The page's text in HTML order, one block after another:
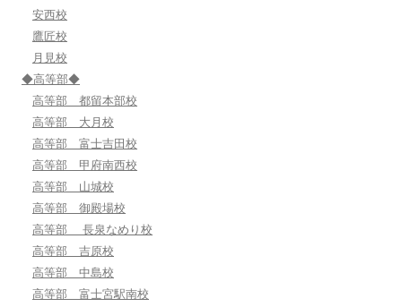
安西校
鷹匠校
月見校
◆高等部◆
高等部 都留本部校
高等部 大月校
高等部 富士吉田校
高等部 甲府南西校
高等部 山城校
高等部 御殿場校
高等部 長泉なめり校
高等部 吉原校
高等部 中島校
高等部 富士宮駅南校